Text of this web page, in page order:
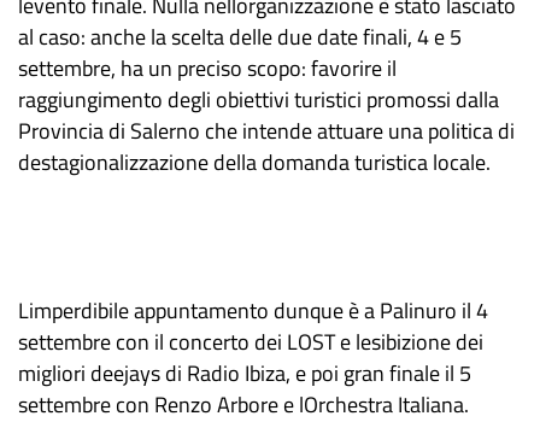
al caso: anche la scelta delle due date finali, 4 e 5
settembre, ha un preciso scopo: favorire il
raggiungimento degli obiettivi turistici promossi dalla
Provincia di Salerno che intende attuare una politica di
destagionalizzazione della domanda turistica locale.
Limperdibile appuntamento dunque è a Palinuro il 4
settembre con il concerto dei LOST e lesibizione dei
migliori deejays di Radio Ibiza, e poi gran finale il 5
settembre con Renzo Arbore e lOrchestra Italiana.